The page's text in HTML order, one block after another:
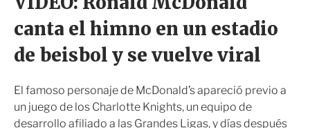
i
r
canta el himno en un estadio
de beisbol y se vuelve viral
El famoso personaje de McDonald’s apareció previo a
un juego de los Charlotte Knights, un equipo de
desarrollo afiliado a las Grandes Ligas, y días después